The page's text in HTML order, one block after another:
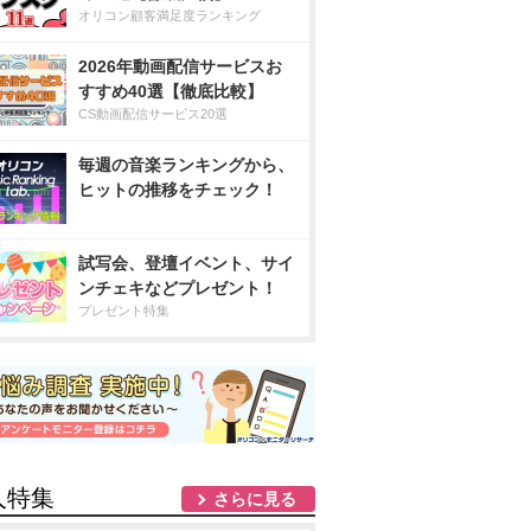
オリコン顧客満足度ランキング
2026年動画配信サービスお
すすめ40選【徹底比較】
CS動画配信サービス20選
毎週の音楽ランキングから、
ヒットの推移をチェック！
試写会、登壇イベント、サイ
ンチェキなどプレゼント！
プレゼント特集
特集 さらに見る